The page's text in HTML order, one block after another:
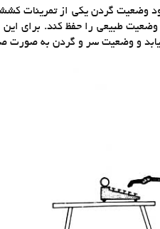
وضعیت گردن یکی از تمرینات
وضعیت طبیعی را حفظ کند. برای
و وضعیت سر و گردن به صورت